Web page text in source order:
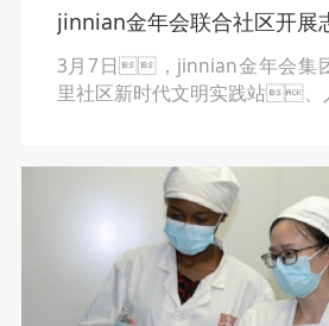
jinnian金年会联合社区开展
3月7日，jinnian金年会集
里社区新时代文明实践站、
汉大学人民医院心血管主治医
武汉市武钢中医科主任张燕副
对高血压、糖尿病、恶
联合坐诊，为社区居民进